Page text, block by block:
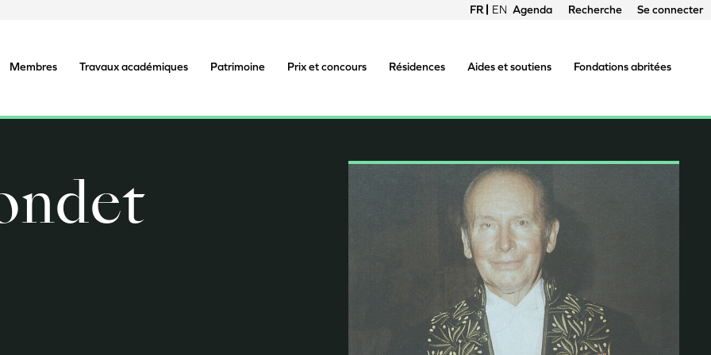
FRANÇAIS
ENGLISH
du
compte
l'utilisateur
Agenda Recherche Se connecter
Membres Travaux académiques Patrimoine Prix et concours Résidences Aides et soutiens Fondations abritées